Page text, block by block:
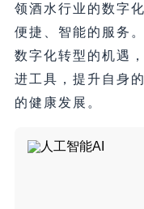
领酒水行业的数字
便捷、智能的服务
数字化转型的机遇
进工具，提升自身
的健康发展。